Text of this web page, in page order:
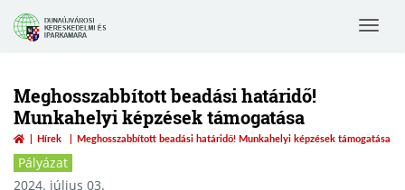
Toggle
Meghosszabbított beadási határidő!
Munkahelyi képzések támogatása
Hírek Meghosszabbított beadási határidő! Munkahelyi képzések támogatása
Pályázat
2024. július 03.